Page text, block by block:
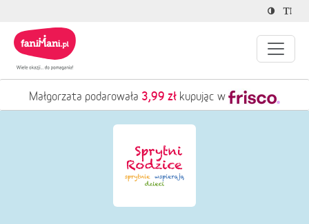
Małgorzata podarowała 3,99 zł kupując w